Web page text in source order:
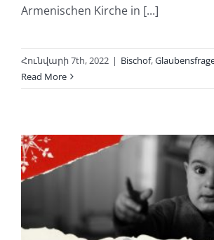
Armenischen Kirche in [...]
Հունվարի 7th, 2022 | Bischof,
Read More